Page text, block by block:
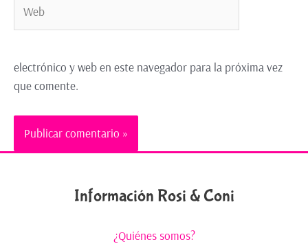
electrónico y web en este navegador para la próxima vez
que comente.
Información Rosi & Coni
¿Quiénes somos?